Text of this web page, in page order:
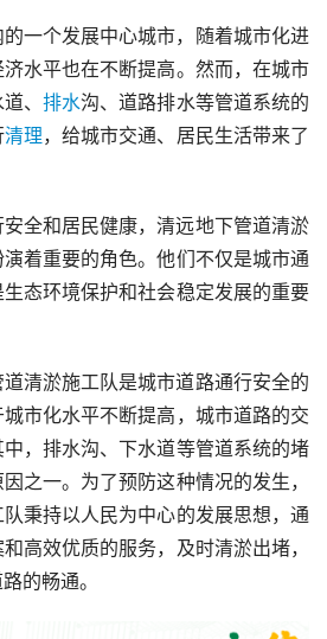
一个发展中心城市，随着城市化进
水平也在不断提高。然而，在城市
、 排水沟、道路排水等管道系统的
清理，给城市交通、居民生活带来了
全和居民健康，清远地下管道清淤
着重要的角色。他们不仅是城市通
态环境保护和社会稳定发展的重要
清淤施工队是城市道路通行安全的
市化水平不断提高，城市道路的交
，排水沟、下水道等管道系统的堵
之一。为了预防这种情况的发生，
秉持以人民为中心的发展思想，通
高效优质的服务，及时清淤出堵，
的畅通。